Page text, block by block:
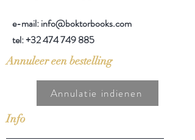
e-mail: info@boktorbooks.com
tel:+32 474 749 885
Annuleer een bestelling
Annulatie indienen
Info